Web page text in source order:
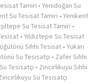
Tamiri • Yenidoğan Su
Su Tesisat Tamiri • Yenikent
Su Tesisat Tamiri •
• Yıldıztepe Su Tesisat
Sıhhi Tesisat • Yukarı
Su Tesisatçı • Zafer Sıhhi
Tesisatçı • Zincirlikuyu Sıhhi
Su Tesisatçı